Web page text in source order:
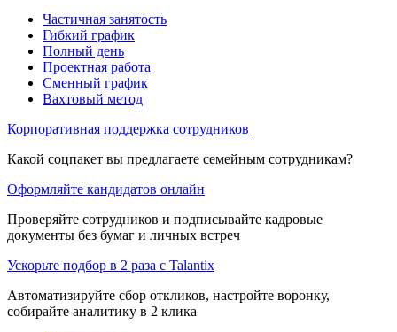
Частичная занятость
Гибкий график
Полный день
Проектная работа
Сменный график
Вахтовый метод
Корпоративная поддержка сотрудников
Какой соцпакет вы предлагаете семейным сотрудникам?
Оформляйте кандидатов онлайн
Проверяйте сотрудников и подписывайте кадровые
документы без бумаг и личных встреч
Ускорьте подбор в 2 раза с Talantix
Автоматизируйте сбор откликов, настройте воронку,
собирайте аналитику в 2 клика